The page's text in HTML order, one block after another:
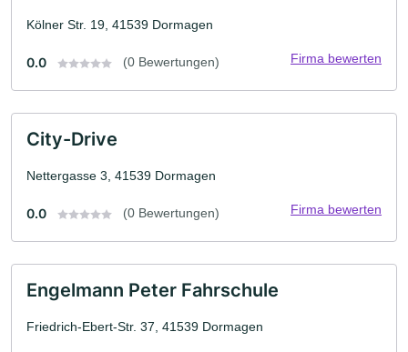
Kölner Str. 19, 41539 Dormagen
0.0 (0 Bewertungen) Firma bewerten
City-Drive
Nettergasse 3, 41539 Dormagen
0.0 (0 Bewertungen) Firma bewerten
Engelmann Peter Fahrschule
Friedrich-Ebert-Str. 37, 41539 Dormagen